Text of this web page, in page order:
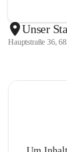
Unser
Hauptstraße 36,